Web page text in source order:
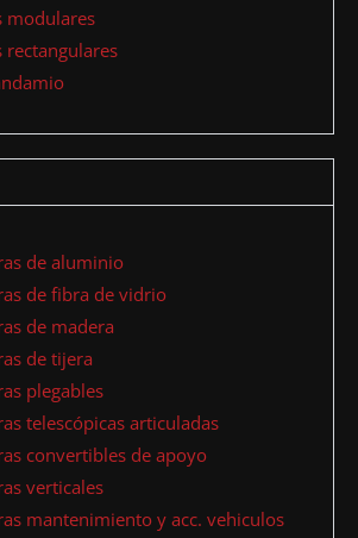
modulares
rectangulares
de aluminio
de fibra de vidrio
de madera
de tijera
plegables
telescópicas articuladas
convertibles de apoyo
verticales
mantenimiento y acc. vehiculos